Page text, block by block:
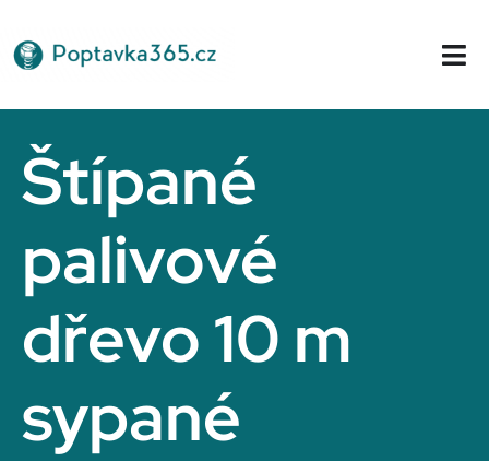
na
obsah
Štípané
palivové
dřevo 10 m
sypané